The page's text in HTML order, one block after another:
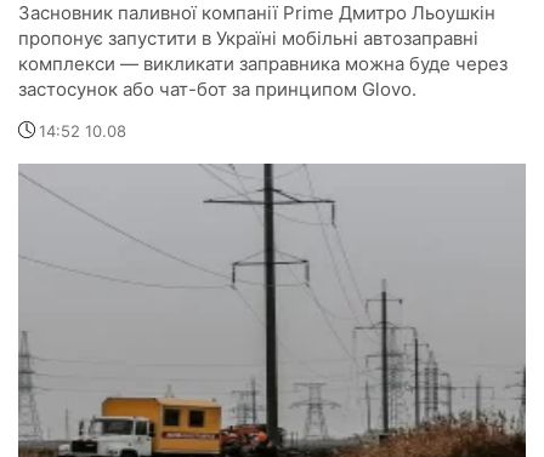
Засновник паливної компанії Prime Дмитро Льоушкін
пропонує запустити в Україні мобільні автозаправні
комплекси — викликати заправника можна буде через
застосунок або чат-бот за принципом Glovo.
14:52 10.08